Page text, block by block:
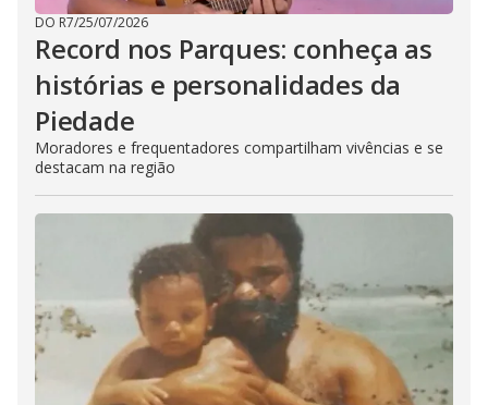
DO R7/25/07/2026
Record nos Parques: conheça as
histórias e personalidades da
Piedade
Moradores e frequentadores compartilham vivências e se
destacam na região